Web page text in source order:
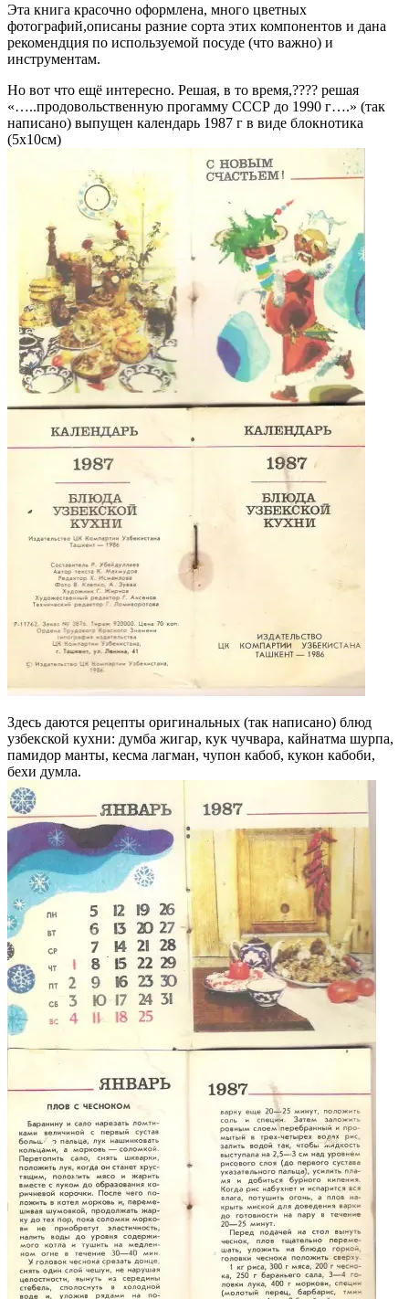
Эта книга красочно оформлена, много цветных
фотографий,описаны разние сорта этих компонентов и дана
рекомендция по используемой посуде (что важно) и
инструментам.
Но вот что ещё интересно. Решая, в то время,???? решая
«…..продовольственную прогамму СССР до 1990 г….» (так
написано) выпущен календарь 1987 г в виде блокнотика
(5х10см)
Здесь даются рецепты оригинальных (так написано) блюд
узбекской кухни: думба жигар, кук чучвара, кайнатма шурпа,
памидор манты, кесма лагман, чупон кабоб, кукон кабоби,
бехи думла.